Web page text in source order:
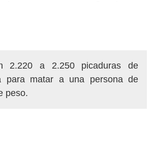
2.220 a 2.250 picaduras de
para matar a una persona de
peso.